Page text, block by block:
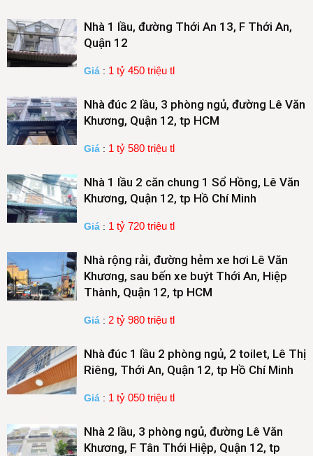
Nhà 1 lầu, đường Thới An 13, F Thới An,
Quận 12
Giá : 1 tỷ 450 triệu tl
Nhà đúc 2 lầu, 3 phòng ngủ, đường Lê Văn
Khương, Quận 12, tp HCM
Giá : 1 tỷ 580 triệu tl
Nhà 1 lầu 2 căn chung 1 Sổ Hồng, Lê Văn
Khương, Quận 12, tp Hồ Chí Minh
Giá : 1 tỷ 720 triệu tl
Nhà rộng rải, đường hẻm xe hơi Lê Văn
Khương, sau bến xe buýt Thới An, Hiệp
Thành, Quận 12, tp HCM
Giá : 2 tỷ 980 triệu tl
Nhà đúc 1 lầu 2 phòng ngủ, 2 toilet, Lê Thị
Riêng, Thới An, Quận 12, tp Hồ Chí Minh
Giá : 1 tỷ 050 triệu tl
Nhà 2 lầu, 3 phòng ngủ, đường Lê Văn
Khương, F Tân Thới Hiệp, Quận 12, tp